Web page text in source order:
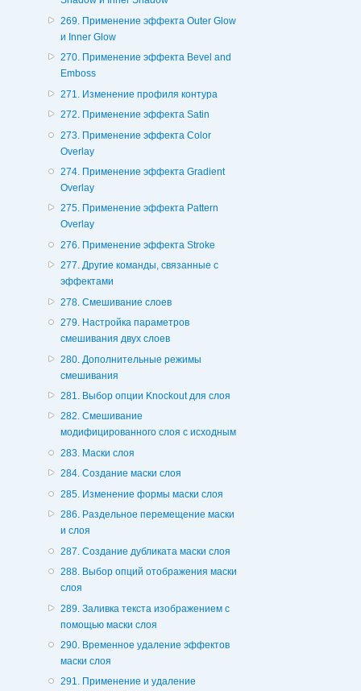
269. Применение эффекта Outer Glow
и Inner Glow
270. Применение эффекта Bevel and
Emboss
271. Изменение профиля контура
272. Применение эффекта Satin
273. Применение эффекта Color
Overlay
274. Применение эффекта Gradient
Overlay
275. Применение эффекта Pattern
Overlay
276. Применение эффекта Stroke
277. Другие команды, связанные с
эффектами
278. Смешивание слоев
279. Настройка параметров
смешивания двух слоев
280. Дополнительные режимы
смешивания
281. Выбор опции Knockout для слоя
282. Смешивание
модифицированного слоя с исходным
283. Маски слоя
284. Создание маски слоя
285. Изменение формы маски слоя
286. Раздельное перемещение маски
и слоя
287. Создание дубликата маски слоя
288. Выбор опций отображения маски
слоя
289. Заливка текста изображением с
помощью маски слоя
290. Временное удаление эффектов
маски слоя
291. Применение и удаление